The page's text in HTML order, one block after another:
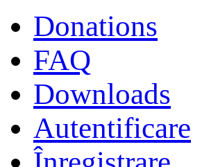
Donations
FAQ
Downloads
Autentificare